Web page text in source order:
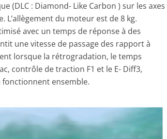
(DLC : Diamond- Like Carbon ) sur les axes
du moteur est de 8 kg.
avec un temps de réponse à des
une vitesse de passage des rapport à
lorsque la rétrogradation, le temps
contrôle de traction F1 et le E- Diff3,
ensemble.